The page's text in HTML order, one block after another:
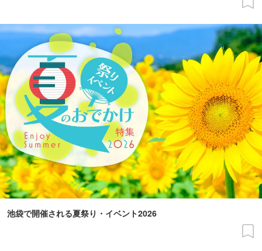
池袋で開催される夏祭り・イベント2026